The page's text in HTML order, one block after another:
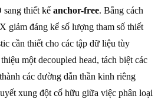
thiết kế anchor-free. Bằng cách
giảm đáng kể số lượng tham số thiết
cần thiết cho các tập dữ liệu tùy
một decoupled head, tách biệt các
các đường dẫn thần kinh riêng
xung đột cố hữu giữa việc phân loại